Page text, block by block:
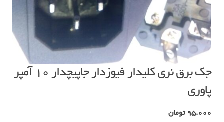
جک برق نری کلیدار فیوزدار جاپیچدار ۱۰ آمپر
پاوری
95.000 تومان